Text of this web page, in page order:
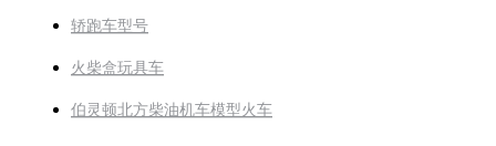
轿跑车型号
火柴盒玩具车
伯灵顿北方柴油机车模型火车